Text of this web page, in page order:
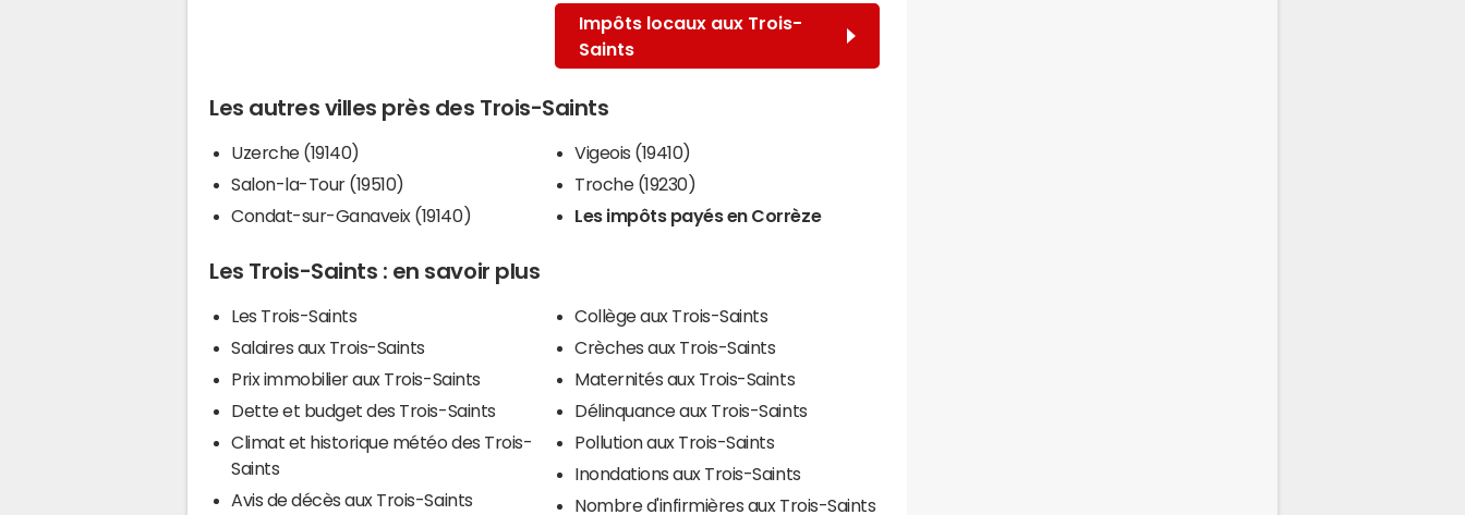
Impôts locaux aux Trois-
Saints
Les autres villes près des Trois-Saints
Uzerche (19140)
Salon-la-Tour (19510)
Condat-sur-Ganaveix (19140)
Vigeois (19410)
Troche (19230)
Les impôts payés en Corrèze
Les Trois-Saints : en savoir plus
Les Trois-Saints
Salaires aux Trois-Saints
Prix immobilier aux Trois-Saints
Dette et budget des Trois-Saints
Climat et historique météo des Trois-
Saints
Avis de décès aux Trois-Saints
Collège aux Trois-Saints
Crèches aux Trois-Saints
Maternités aux Trois-Saints
Délinquance aux Trois-Saints
Pollution aux Trois-Saints
Inondations aux Trois-Saints
Nombre d'infirmières aux Trois-Saints